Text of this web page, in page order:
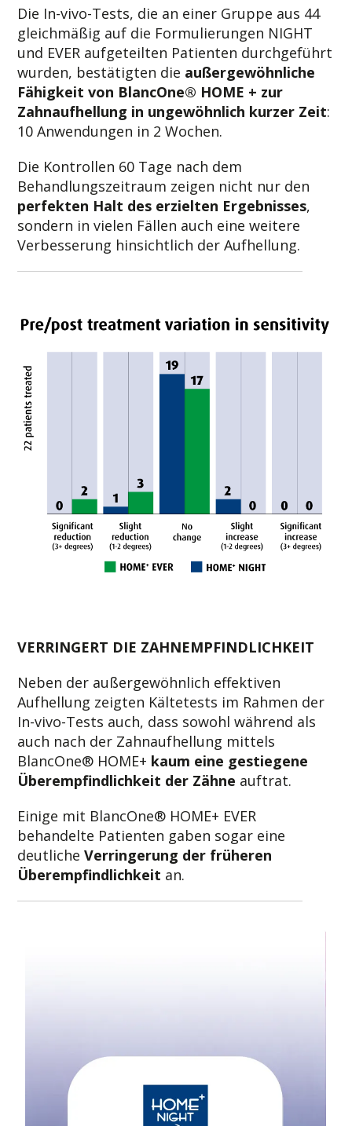
Die In-vivo-Tests, die an einer Gruppe aus 44
gleichmäßig auf die Formulierungen NIGHT
und EVER aufgeteilten Patienten durchgeführt
wurden, bestätigten die außergewöhnliche
Fähigkeit von BlancOne® HOME + zur
Zahnaufhellung in ungewöhnlich kurzer Zeit:
10 Anwendungen in 2 Wochen.
Die Kontrollen 60 Tage nach dem
Behandlungszeitraum zeigen nicht nur den
perfekten Halt des erzielten Ergebnisses,
sondern in vielen Fällen auch eine weitere
Verbesserung hinsichtlich der Aufhellung.
VERRINGERT DIE ZAHNEMPFINDLICHKEIT
Neben der außergewöhnlich effektiven
Aufhellung zeigten Kältetests im Rahmen der
In-vivo-Tests auch, dass sowohl während als
auch nach der Zahnaufhellung mittels
BlancOne® HOME+ kaum eine gestiegene
Überempfindlichkeit der Zähne auftrat.
Einige mit BlancOne® HOME+ EVER
behandelte Patienten gaben sogar eine
deutlicheVerringerung der früheren
Überempfindlichkeit an.